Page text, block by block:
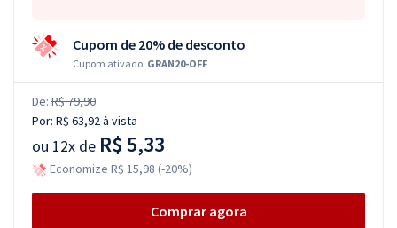
Cupom de 20% de desconto
Cupom ativado: GRAN20-OFF
De: R$ 79,90
Por: R$ 63,92à vista
ou 12x de R$ 5,33
Economize R$ 15,98 (-20%)
Comprar agora